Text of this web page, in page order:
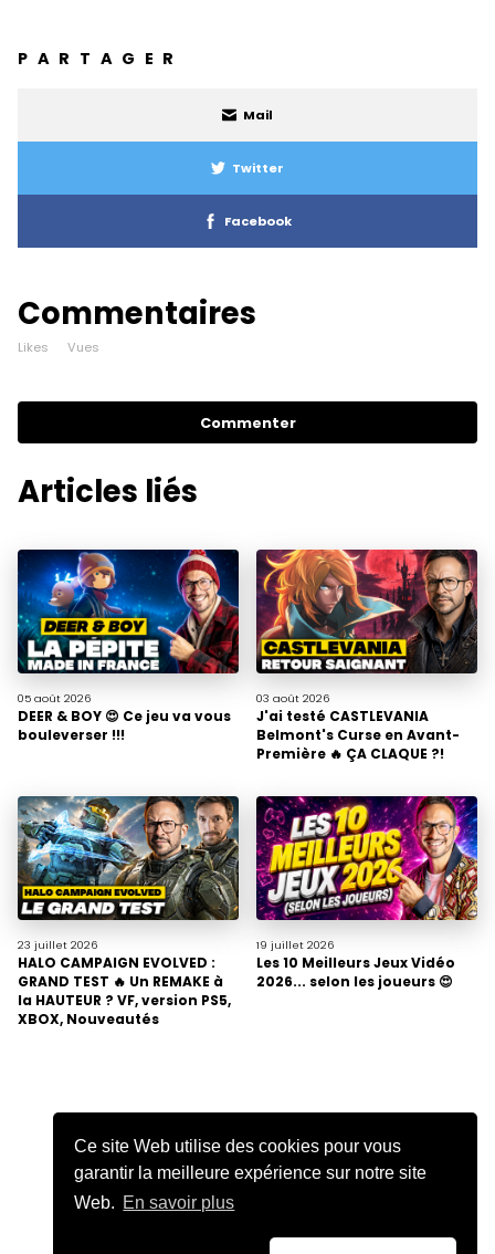
Ce site Web utilise des cookies pour vous
garantir la meilleure expérience sur notre site
Web. En savoir plus
PARTAGER
Mail
Twitter
Facebook
Commentaires
Likes Vues
Commenter
Articles liés
05 août 2026
DEER & BOY 😍 Ce jeu va vous
bouleverser !!!
03 août 2026
J'ai testé CASTLEVANIA
Belmont's Curse en Avant-
Première 🔥 ÇA CLAQUE ?!
23 juillet 2026
HALO CAMPAIGN EVOLVED :
GRAND TEST 🔥 Un REMAKE à
la HAUTEUR ? VF, version PS5,
XBOX, Nouveautés
19 juillet 2026
Les 10 Meilleurs Jeux Vidéo
2026... selon les joueurs 😍